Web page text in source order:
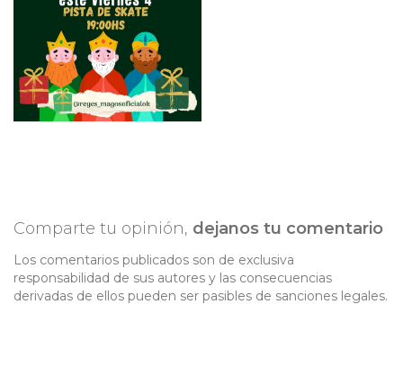
Comparte tu opinión, dejanos tu comentario
Los comentarios publicados son de exclusiva
responsabilidad de sus autores y las consecuencias
derivadas de ellos pueden ser pasibles de sanciones legales.